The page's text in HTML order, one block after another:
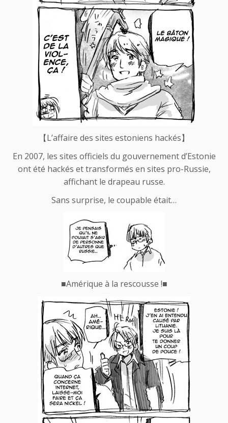
【L’affaire des sites estoniens hackés】
En 2007, les sites officiels du gouvernement d’Estonie
ont été hackés et transformés en sites pro-Russie,
affichant le drapeau russe.
Sans surprise, le coupable était…
■Amérique à la rescousse !■